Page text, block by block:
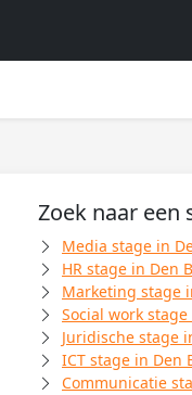
Zoek naar een
Media stage in
HR stage in Den
Marketing stage
Social work
Juridische stage
ICT stage in Den
Communicatie